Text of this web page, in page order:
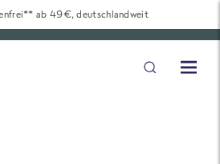
ab 49€, deutschlandweit